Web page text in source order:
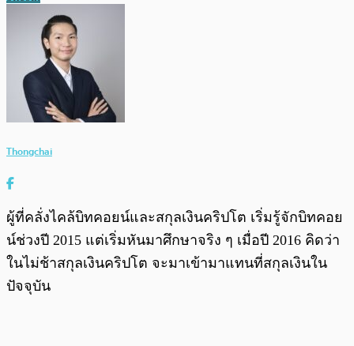
Thongchai
ผู้ที่คลั่งไคล้บิทคอยน์และสกุลเงินคริปโต เริ่มรู้จักบิทคอย
น์ช่วงปี 2015 แต่เริ่มหันมาศึกษาจริง ๆ เมื่อปี 2016 คิดว่า
ในไม่ช้าสกุลเงินคริปโต จะมาเข้ามาแทนที่สกุลเงินใน
ปัจจุบัน